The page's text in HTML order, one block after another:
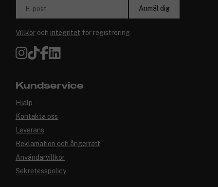
E-post Anmäl dig
Villkor och integritet för registrering
Kundservice
Hjälp
Kontakta oss
Leverans
Reklamation och ångerrätt
Användarvillkor
Sekretesspolicy